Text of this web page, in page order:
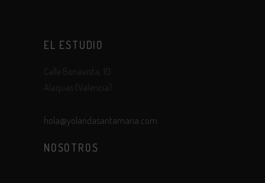
EL ESTUDIO
Calle Bonavista, 10
Alaquas (Valencia)
hola@yolandasantamaria.com
NOSOTROS